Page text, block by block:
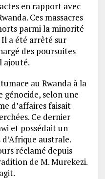
en rapport avec
Ces massacres
parmi la minorité
a été arrêté sur
des poursuites
ajouté.
au Rwanda à la
génocide, selon une
d’affaires faisait
Ce dernier
et possédait un
australe.
réclamé depuis
de M. Murekezi.